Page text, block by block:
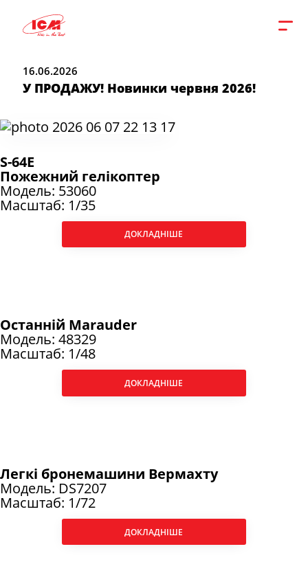
16.06.2026
У ПРОДАЖУ! Новинки червня 2026!
S-64E
Пожежний гелікоптер
Модель: 53060
Масштаб: 1/35
ДОКЛАДНІШЕ
Останній Marauder
Модель: 48329
Масштаб: 1/48
ДОКЛАДНІШЕ
Легкі бронемашини Вермахту
Модель: DS7207
Масштаб: 1/72
ДОКЛАДНІШЕ